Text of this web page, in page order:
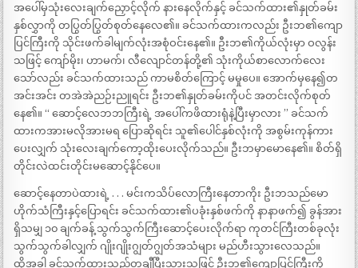
အပေါ်မှသုံးလေးချက်ညှောင့်လိုက် နားနေလိုက်နှင့် ခင်သက်ထား၏နှုတ်ခမ်း
နှစ်လွှာကို တပြွတ်ပြွတ်စုတ်နေလေ၏။ ခင်သက်ထားကလည်း ဦးဘ၏ကျော
ပြင်ကြီးကို သိုင်းဖက်ခါမျက်လုံးအစုံဝင်းနေ၏။ ဦးဘ၏ကိုယ်လုံးမှာ ဝလွန်း
သဖြင့် ကျော်မိုး၊ ဟာမက်၊ လီလျောင်တန်တို့၏ သုံးကိုယ်စာလောက်လေး
သော်လည်း ခင်သက်ထားသည် ကာမစိတ်ကြောင့် မမှုပေ။ အောက်မှနေ၍တ
အင်းအင်း တအဲအဲညဉ်းညူရင်း ဦးဘ၏နှုတ်ခမ်းကိုပင် အတင်းလိုက်စုတ်
နေ၏။ ‘‘ ဆောင့်လေဘဘကြီးရဲ့ အပေါ်ကဖိထားရုံနဲ့ပြီးမှာလား ’’ ခင်သက်
ထားကအားမလိုအားမရ ပြောဆိုရင်း သူ၏ပေါင်နှစ်လုံးကို အစွမ်းကုန်ကား
ပေးလျှက် သုံးလေးချက်ကော့ထိုးပေးလိုက်သည်။ ဦးဘမှာမောနေ၏။ စိတ်ရှိ
တိုင်းလဲထင်းတိုင်းမဆောင့်နိုင်ပေ။
ဆောင့်နေတာပဲထားရဲ့ . . . မင်းကသိပ်လောကြီးနေတာကိုး ဦးဘသည်မော
ဟိုက်သံကြီးနှင့်ပြောရင်း ခင်သက်ထား၏ပခုံးနှစ်ဖက်ကို နာနာဖက်၍ ခွန်အား
ရှိသမျှ ၁၀ ချက်ခန့် သွက်သွက်ကြီးဆောင့်ပေးလိုက်ရာ ကုတင်ကြီးတစ်ခုလုံး
သွက်သွက်ခါလျှက် ဂျိုးဂျိုးဂျွတ်ဂျွတ်အသံများ မည်ဟီးသွားလေသည်။
ထိုအခါ ခင်သက်ထားသည်တချီပြီးသွားသဖြင့် ဦးဘ၏ကျောပြင်ကြီးကို